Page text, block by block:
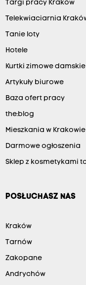
Targi pracy Kraków
Telekwiaciarnia
Tanie loty
Hotele
Kurtki zimowe damskie
Artykuły biurowe
Baza ofert pracy
the:blog
Mieszkania w Krakowie
Darmowe ogłoszenia
Sklep z kosmetykami
POSŁUCHASZ NAS
Kraków
Tarnów
Zakopane
Andrychów